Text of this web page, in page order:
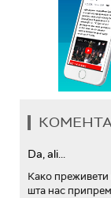
Da, ali...
Како преживети
шта нас